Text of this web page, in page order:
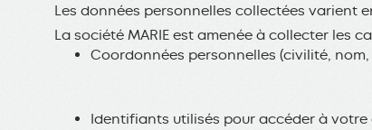
Les données personnelles collectées varient
La société MARIE est amenée à collecter les
Coordonnées personnelles (civilité,
Identifiants utilisés pour accéder à votre